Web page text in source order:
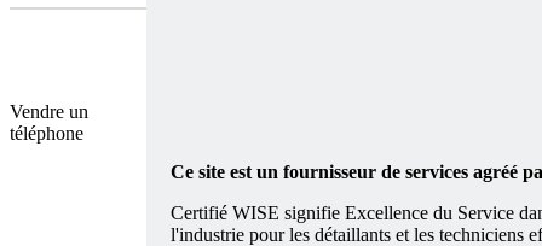
Vendre un
téléphone
Ce site est un fournisseur de services agréé
Certifié WISE signifie Excellence du Service
l'industrie pour les détaillants et les techniciens